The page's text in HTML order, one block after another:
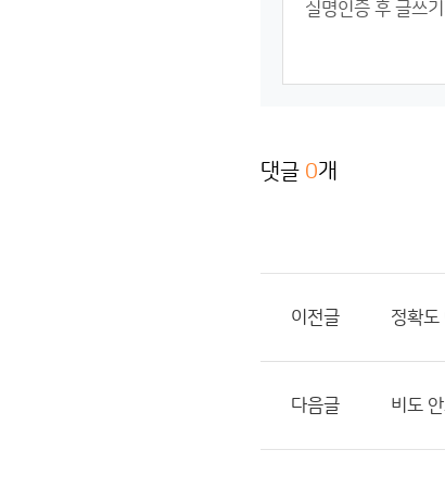
댓글 0개
이전글 정확도
다음글 비도